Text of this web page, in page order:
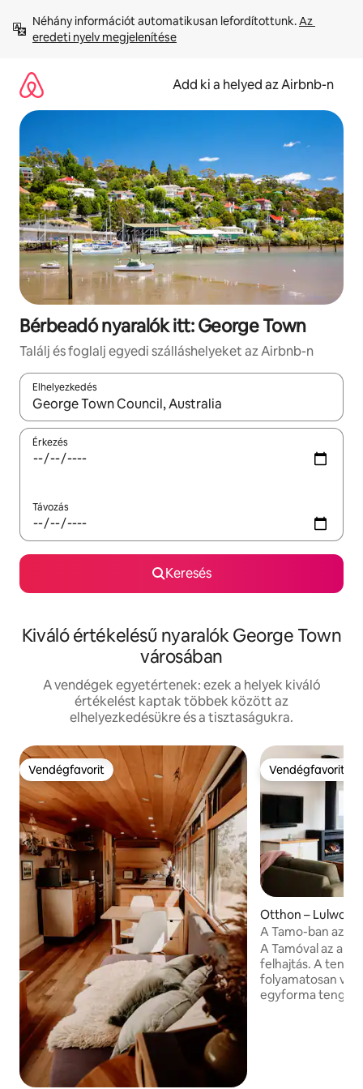
tartalomra
Néhány információt automatikusan lefordítottunk. Az
eredeti nyelv megjelenítése
Add ki a helyed az Airbnb-n
Bérbeadó nyaralók itt: George Town
Találj és foglalj egyedi szálláshelyeket az Airbnb-n
Elhelyezkedés
Az eredmények között a felfelé és a lefelé nyíllal
Érkezés
Távozás
Keresés
Kiváló értékelésű nyaralók George Town
városában
A vendégek egyetértenek: ezek a helyek kiváló
értékelést kaptak többek között az
elhelyezkedésükre és a tisztaságukra.
Vendégfavorit
Vendégfavorit Vendégfavorit
Vendégfavorit
Otthon – Lulworth
A Tamo-ban az a
A Tamóval az a
felhajtás. A
folyamatosan
egyforma